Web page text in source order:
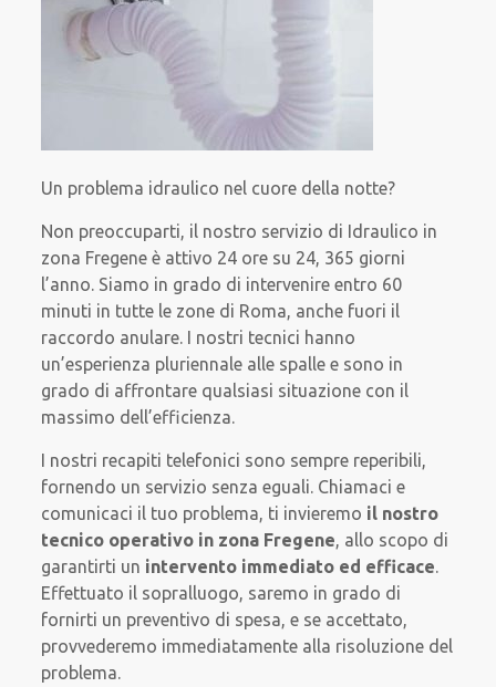
Un problema idraulico nel cuore della notte?
Non preoccuparti, il nostro servizio di Idraulico in
zona Fregene è attivo 24 ore su 24, 365 giorni
l’anno. Siamo in grado di intervenire entro 60
minuti in tutte le zone di Roma, anche fuori il
raccordo anulare. I nostri tecnici hanno
un’esperienza pluriennale alle spalle e sono in
grado di affrontare qualsiasi situazione con il
massimo dell’efficienza.
I nostri recapiti telefonici sono sempre reperibili,
fornendo un servizio senza eguali. Chiamaci e
comunicaci il tuo problema, ti invieremo il nostro
tecnico operativo in zona Fregene, allo scopo di
garantirti un intervento immediato ed efficace.
Effettuato il sopralluogo, saremo in grado di
fornirti un preventivo di spesa, e se accettato,
provvederemo immediatamente alla risoluzione del
problema.